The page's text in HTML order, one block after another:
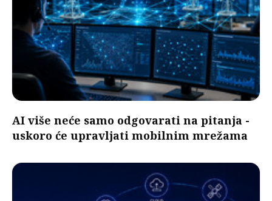
AI više neće samo odgovarati na pitanja -
uskoro će upravljati mobilnim mrežama